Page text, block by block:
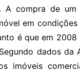
A compra de
em
é que em
dados da
imóveis